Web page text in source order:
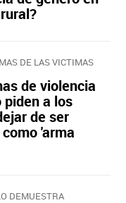
DE LAS VICTIMAS
de violencia
piden a los
de ser
'arma
DEMUESTRA